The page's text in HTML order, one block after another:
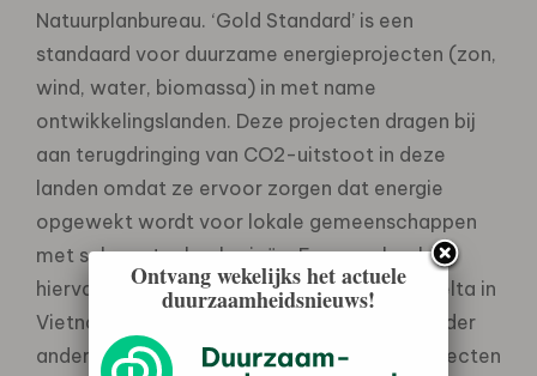
Natuurplanbureau. ‘Gold Standard’ is een
standaard voor duurzame energieprojecten (zon,
wind, water, biomassa) in met name
ontwikkelingslanden. Deze projecten dragen bij
aan terugdringing van CO2-uitstoot in deze
landen omdat ze ervoor zorgen dat energie
opgewekt wordt voor lokale gemeenschappen
met schone technologieën. Een voorbeeld
hiervan is een biogasproject in de Mekongdelta in
Vietnam. De standaard is opgericht door onder
andere het WNF om de kwaliteit van de projecten
Ontvang wekelijks het actuele
duurzaamheidsnieuws!